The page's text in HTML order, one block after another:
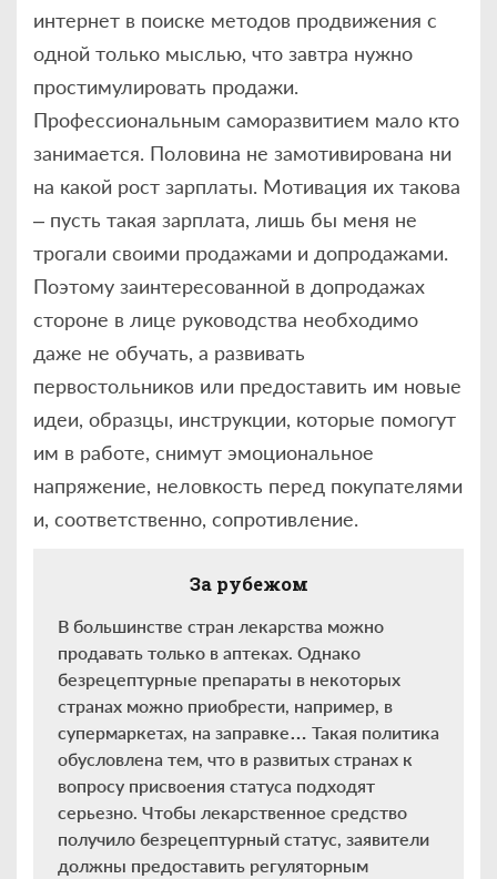
интернет в поиске методов продвижения с
одной только мыслью, что завтра нужно
простимулировать продажи.
Профессиональным саморазвитием мало кто
занимается. Половина не замотивирована ни
на какой рост зарплаты. Мотивация их такова
– пусть такая зарплата, лишь бы меня не
трогали своими продажами и допродажами.
Поэтому заинтересованной в допродажах
стороне в лице руководства необходимо
даже не обучать, а развивать
первостольников или предоставить им новые
идеи, образцы, инструкции, которые помогут
им в работе, снимут эмоциональное
напряжение, неловкость перед покупателями
и, соответственно, сопротивление.
За рубежом
В большинстве стран лекарства можно
продавать только в аптеках. Однако
безрецептурные препараты в некоторых
странах можно приобрести, например, в
супермаркетах, на заправке… Такая политика
обусловлена тем, что в развитых странах к
вопросу присвоения статуса подходят
серьезно. Чтобы лекарственное средство
получило безрецептурный статус, заявители
должны предоставить регуляторным